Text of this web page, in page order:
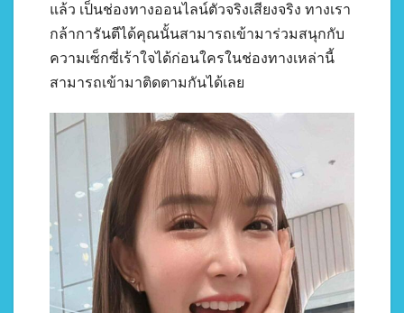
แล้ว เป็นช่องทางออนไลน์ตัวจริงเสียงจริง ทางเรา
กล้าการันตีได้คุณนั้นสามารถเข้ามาร่วมสนุกกับ
ความเซ็กซี่เร้าใจได้ก่อนใครในช่องทางเหล่านี้
สามารถเข้ามาติดตามกันได้เลย